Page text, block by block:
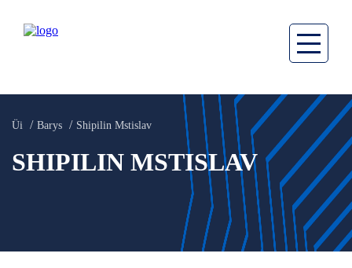
Üi Barys Shipilin Mstislav
SHIPILIN MSTISLAV